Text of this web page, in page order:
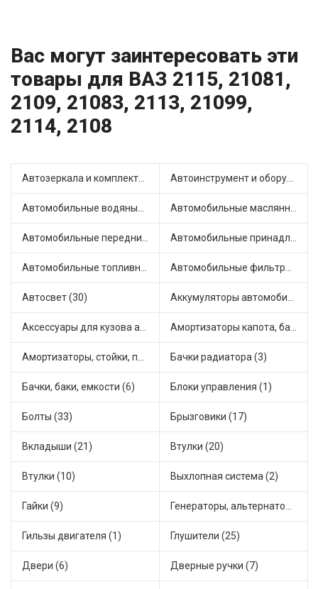
Вас могут заинтересовать эти
товары для ВАЗ 2115, 21081,
2109, 21083, 2113, 21099,
2114, 2108
Автозеркала и комплектующие (15) Автоинструмент и оборудование (3)
Автомобильные водяные насосы (16) Автомобильные маслянные насосы (4)
Автомобильные передние фары (9) Автомобильные принадлежности и аксессуары (4)
Автомобильные топливные насосы (33) Автомобильные фильтры (1)
Автосвет (30) Аккумуляторы автомобильные (1)
Аксессуары для кузова автомобиля (3) Амортизаторы капота, багажника (6)
Амортизаторы, стойки, подушки стоек (49) Бачки радиатора (3)
Бачки, баки, емкости (6) Блоки управления (1)
Болты (33) Брызговики (17)
Вкладыши (21) Втулки (20)
Втулки (10) Выхлопная система (2)
Гайки (9) Генераторы, альтернаторы и комплектующие (45)
Гильзы двигателя (1) Глушители (25)
Двери (6) Дверные ручки (7)